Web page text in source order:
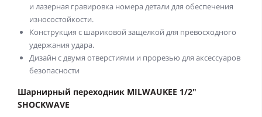
и лазерная гравировка номера детали для обеспечения
износостойкости.
Конструкция с шариковой защелкой для превосходного
удержания удара.
Дизайн с двумя отверстиями и прорезью для аксессуаров
безопасности
Шарнирный переходник MILWAUKEE 1/2"
SHOCKWAVE